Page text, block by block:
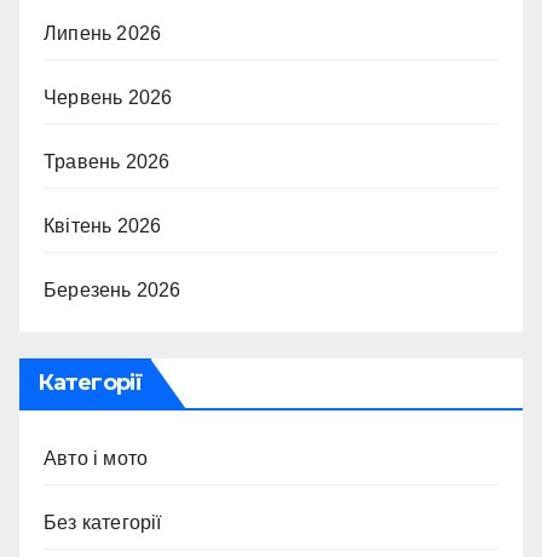
Липень 2026
Червень 2026
Травень 2026
Квітень 2026
Березень 2026
Категорії
Авто і мото
Без категорії